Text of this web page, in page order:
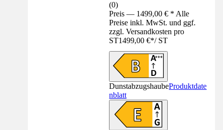
(0)
Preis — 1499,00 € * Alle
Preise inkl. MwSt. und ggf.
zzgl. Versandkosten pro
ST1499,00 €*/ ST
DunstabzugshaubeProduktdate
nblatt